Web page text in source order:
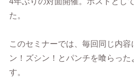
た。
このセミナーでは、毎回同じ内容
ン！ズシン！とパンチを喰らった
す。